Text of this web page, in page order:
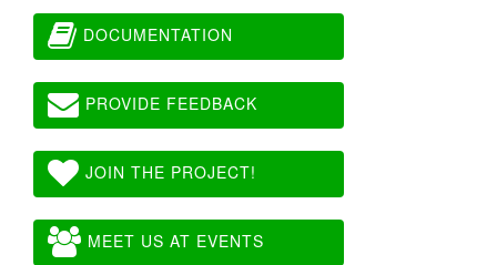
DOCUMENTATION
PROVIDE FEEDBACK
JOIN THE PROJECT!
MEET US AT EVENTS